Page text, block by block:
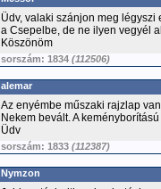
Üdv, valaki szánjon meg
a Csepelbe, de ne ilyen vegyél
Köszönöm
sorszám: 1834 (112506)
alemar
Az enyémbe műszaki rajzlap
Nekem bevált. A
Üdv
sorszám: 1833 (112387)
Nymzon